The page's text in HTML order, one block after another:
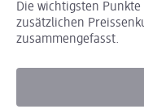
Die wichtigsten
zusätzlichen
zusammengefasst.